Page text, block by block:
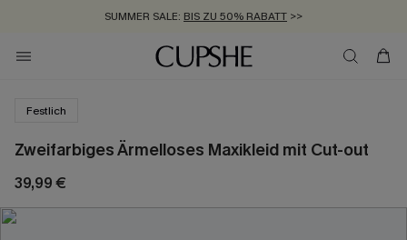
SUMMER SALE: BIS ZU 50% RABATT >>
ZUM NEWSLETTER:BIS ZU -20% EXTRA ERHALTEN
KOSTENLOSER VERSAND AB 89 €
Festlich
Zweifarbiges Ärmelloses Maxikleid mit Cut-out
39,99 €